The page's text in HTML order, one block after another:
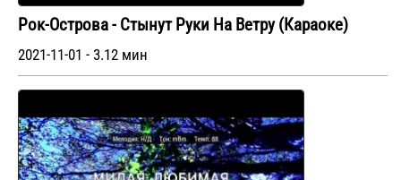
Рок-Острова - Стынут Руки На Ветру (Караоке)
2021-11-01 - 3.12 мин